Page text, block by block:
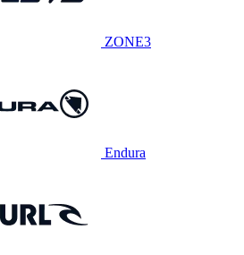
ZONE3
Endura